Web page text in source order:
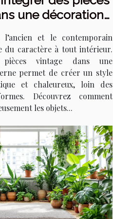
une décoration
l’ancien et le contemporain
du caractère à tout intérieur.
vintage dans une
permet de créer un style
et chaleureux, loin des
Découvrez comment
les objets...